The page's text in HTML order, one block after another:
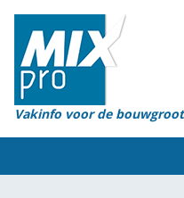
Vakinfo voor de
Home
Magazines
Organisaties